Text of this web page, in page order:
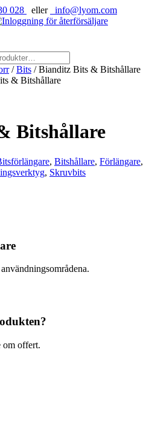
028 eller
info@lyom.com
/Bits / Bianditz Bits & Bitshållare
& Bitshållare
Bitshållare
, Bitshållare, Förlängare,
, Skruvbits
om offert.